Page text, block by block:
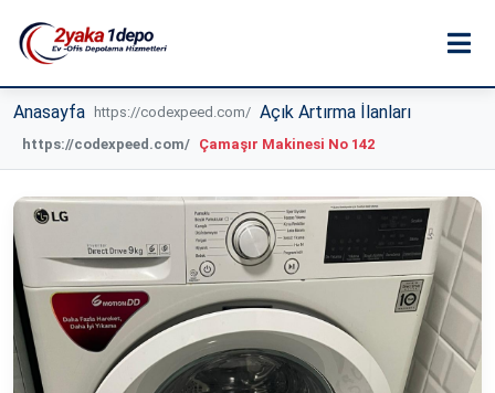
Anasayfa Açık Artırma İlanları
Çamaşır Makinesi No 142